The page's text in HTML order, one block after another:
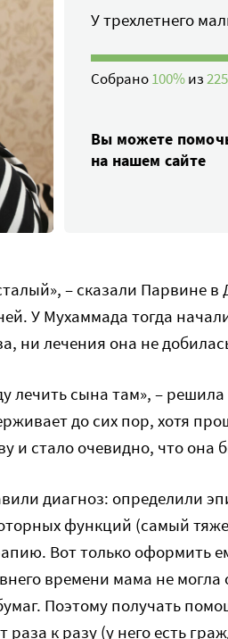
У трехлетнего
Собрано100%из
Вы можете
на нашем сайте
– сказали Парвине в
У Мухаммада тогда
ни лечения она не
лечить сына там», –
до сих пор, хотя
и стало очевидно, что она
диагноз: определили
функций (самый
Вот только оформить
времени мама не могла
Поэтому получать
раза к разу (у него есть